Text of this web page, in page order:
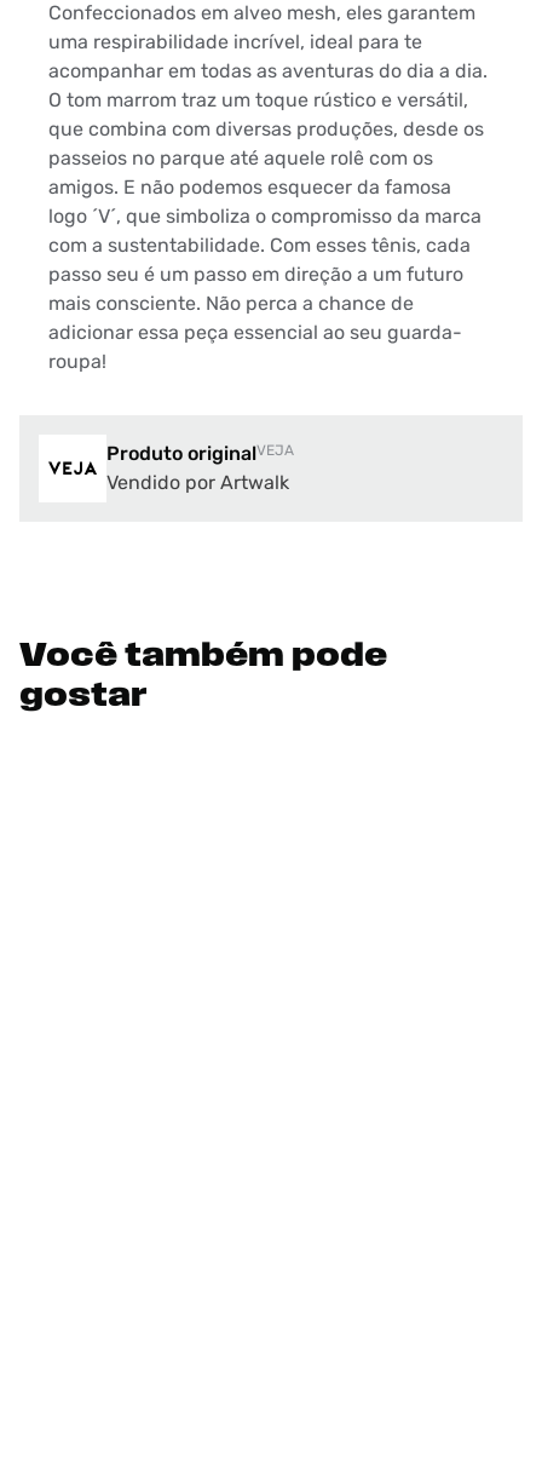
Confeccionados em alveo mesh, eles garantem
uma respirabilidade incrível, ideal para te
acompanhar em todas as aventuras do dia a dia.
O tom marrom traz um toque rústico e versátil,
que combina com diversas produções, desde os
passeios no parque até aquele rolê com os
amigos. E não podemos esquecer da famosa
logo ´V´, que simboliza o compromisso da marca
com a sustentabilidade. Com esses tênis, cada
passo seu é um passo em direção a um futuro
mais consciente. Não perca a chance de
adicionar essa peça essencial ao seu guarda-
roupa!
Produto originalVEJA
Vendido por Artwalk
Você também pode
gostar